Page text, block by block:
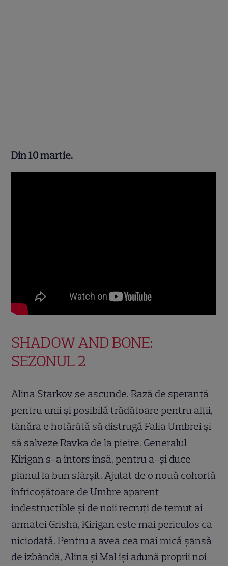
Din 10 martie.
SHADOW AND BONE:
SEZONUL 2
Alina Starkov se ascunde. Rază de speranță
pentru unii și posibilă trădătoare pentru alții,
tânăra e hotărâtă să distrugă Falia Umbrei și
să salveze Ravka de la pieire. Generalul
Kirigan s-a întors însă, pentru a-și duce
planul la bun sfârșit. Ajutat de o nouă cohortă
înfricoșătoare de Umbre aparent
indestructible și de noii recruți de temut ai
armatei Grisha, Kirigan este mai periculos ca
niciodată. Pentru a avea cea mai mică șansă
de izbândă, Alina și Mal își adună proprii noi